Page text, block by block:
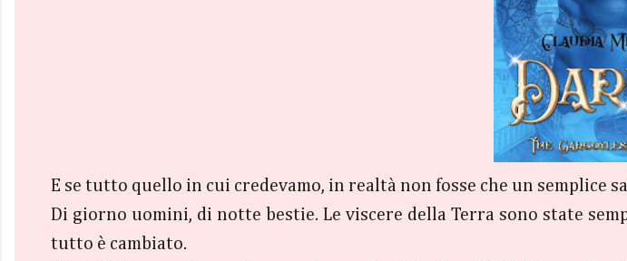
E se tutto quello in cui credevamo, in realtà non fosse che un semplice
Di giorno uomini, di notte bestie. Le viscere della Terra sono state
tutto è cambiato.